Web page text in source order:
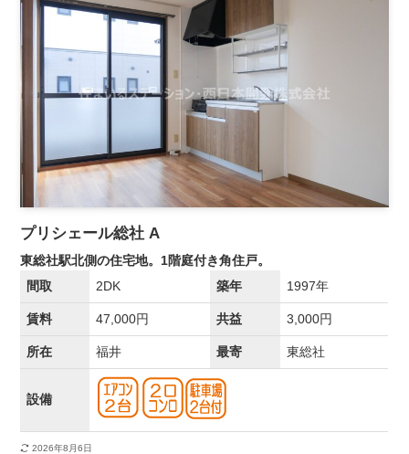
プリシェール総社 A
東総社駅北側の住宅地。1階庭付き角住戸。
間取
2DK 築年 1997年
賃料 47,000円 共益 3,000円
所在 福井 最寄 東総社
設備
2026年8月6日